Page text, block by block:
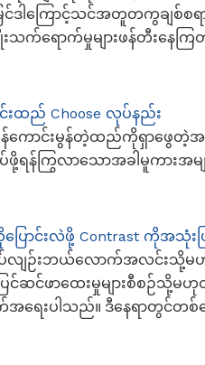
င်ဒါကြောင့်သင်အတူတကွချစ်
က်ရောက်မှုများဖန်တီးနေကြတ
းထည် Choose လုပ်နည်း
ကောင်းမွန်တဲ့ထည်ကိုရှာဖွေတဲ့အ
ြွလာသောအခါမူကားအမျာ
ာင်းလဲဖို့ Contrast ကိုအသုံးပ
ပ်လျဉ်းဘယ်လောက်အလင်းသို့
ဆင်ဖာထေးမှုများစီစဉ်သို့မဟု
းပါသည်။ ဒီနေရာတွင်တစ်စေ